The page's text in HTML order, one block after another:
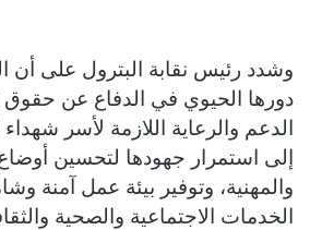
وشدد رئيس نقابة البترول على أن
دورها الحيوي في الدفاع عن حقوق
الدعم والرعاية اللازمة لأسر
إلى استمرار جهودها لتحسين أوضاع
والمهنية، وتوفير بيئة عمل آمنة
الخدمات الاجتماعية والصحية